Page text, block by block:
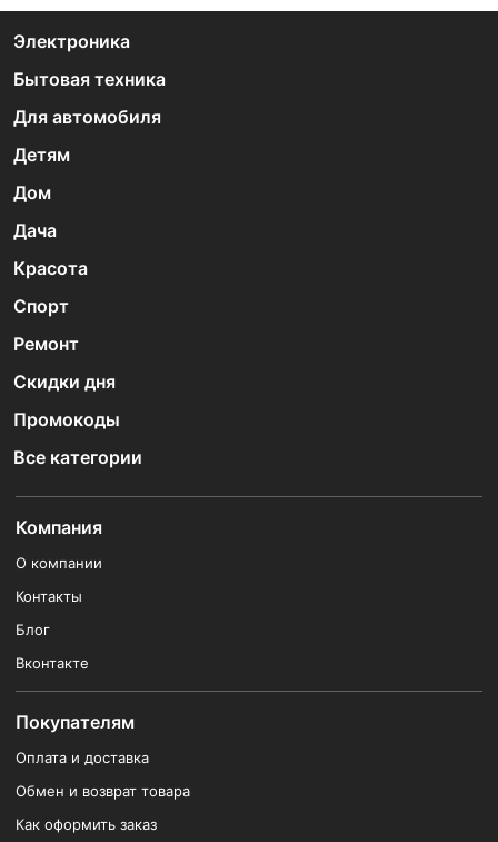
Электроника
Бытовая техника
Для автомобиля
Детям
Дом
Дача
Красота
Спорт
Ремонт
Скидки дня
Промокоды
Все категории
Компания
О компании
Контакты
Блог
Вконтакте
Покупателям
Оплата и доставка
Обмен и возврат товара
Как оформить заказ